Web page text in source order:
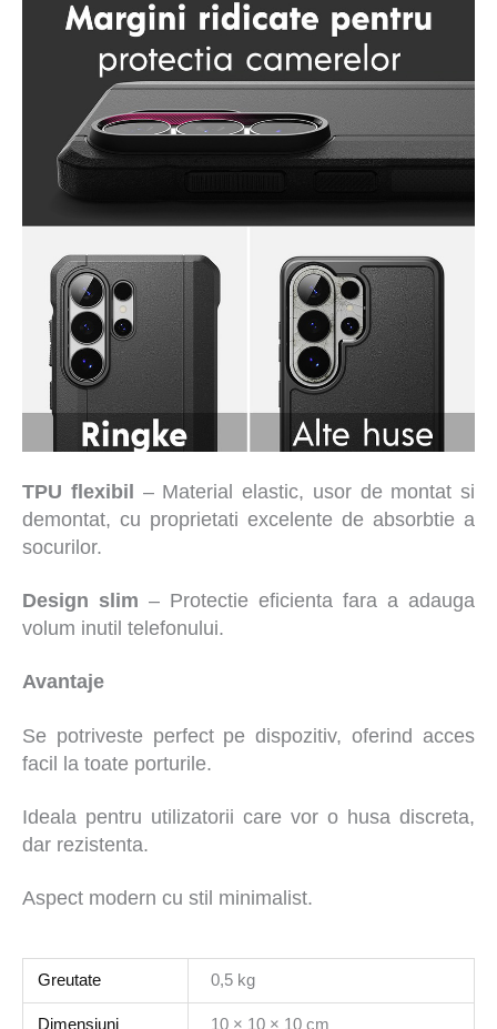
TPU flexibil – Material elastic, usor de montat si
demontat, cu proprietati excelente de absorbtie a
socurilor.
Design slim – Protectie eficienta fara a adauga
volum inutil telefonului.
Avantaje
Se potriveste perfect pe dispozitiv, oferind acces
facil la toate porturile.
Ideala pentru utilizatorii care vor o husa discreta,
dar rezistenta.
Aspect modern cu stil minimalist.
Greutate 0,5 kg
Dimensiuni 10 × 10 × 10 cm